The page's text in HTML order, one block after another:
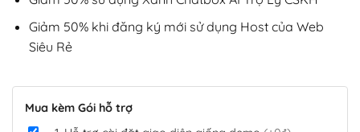
Giảm 50% khi đăng ký mới sử dụng Host của Web
Siêu Rẻ
Mua kèm Gói hỗ trợ